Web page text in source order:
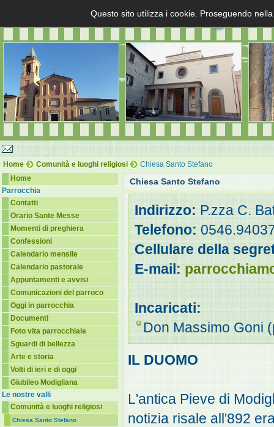
Home Comunità e luoghi religiosi
Chiesa Santo Stefano
Home
Parrocchia
Contatti
Orario Sante Messe
Momenti di preghiera
Confessioni
Calendario mensile
Calendario pastorale
Appuntamenti e avvisi
Comunicazioni del parroco
Oggi in parrocchia
Documenti
Foto vita parrocchiale
Sguardi di bellezza
Arte e storia
Volti di ieri e di oggi
Giubileo Modigliana
Le nostre valli
Comunità e luoghi religiosi
Chiesa Santo Stefano
Chiesa Santo Stefano
Indirizzo: P.zza C.
Telefono:
Cellulare della
E-mail:
Incaricati:
Don Massimo Goni
IL DUOMO
L'antica Pieve di
notizia risale all'892
Questo sito utilizza i cookie. Proseguendo